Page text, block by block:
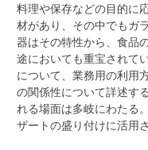
料理や保存などの目的に
材があり、その中でもガ
器はその特性から、食品
途においても重宝されて
について、業務用の利用
の関係性について詳述す
れる場面は多岐にわたる
ザートの盛り付けに活用